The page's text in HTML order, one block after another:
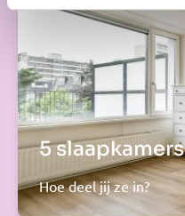
5 slaapkamers
Hoe deel jij ze in?